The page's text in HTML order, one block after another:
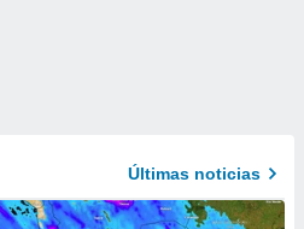
Últimas noticias